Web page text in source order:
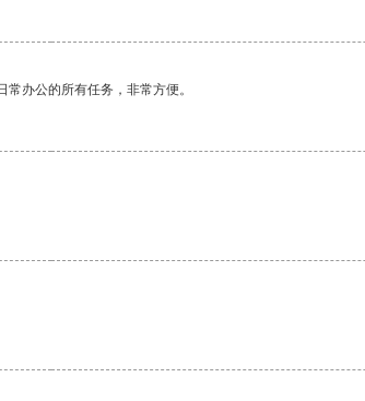
办公的所有任务，非常方便。